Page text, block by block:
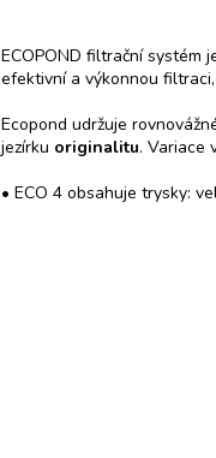
ECOPOND filtrační systém
efektivní a výkonnou filtraci,
Ecopond udržuje
jezírku originalitu. Variace
• ECO 4 obsahuje trysky: